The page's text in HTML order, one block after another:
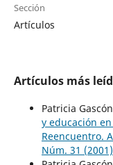
Sección
Artículos
Artículos más
Patricia
y educación
Reencuentro.
Núm. 31